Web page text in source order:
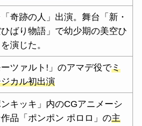
奇跡の人」出演。舞台「新・
ばり物語」で幼少期の美空ひ
演じた。
ーツァルト!」のアマデ役でミ
カル初出演
ンキッキ」内のCGアニメーシ
作品「ポンポン ポロロ」の主